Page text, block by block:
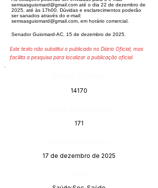
semsasguiomard@gmail.com até o dia 22 de dezembro de
2025, até às 17h00. Dúvidas e esclarecimentos poderão
ser sanados através do e-mail:
semsasguiomard@gmail.com , em horário comercial.
Senador Guiomard-AC, 15 de dezembro de 2025.
Este texto não substitui o publicado no Diário Oficial, mas
facilita a pesquisa para localizar a publicação oficial.
14170
171
17 de dezembro de 2025